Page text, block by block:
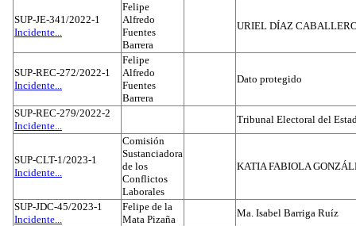
SUP-JE-341/2022-1
Incidente...
Felipe
Alfredo
Fuentes
Barrera
URIEL DÍAZ
SUP-REC-272/2022-1
Incidente...
Felipe
Alfredo
Fuentes
Barrera
Dato protegido
SUP-REC-279/2022-2
Incidente...
Tribunal Electoral del
SUP-CLT-1/2023-1
Incidente...
Comisión
Sustanciadora
de los
Conflictos
Laborales
KATIA FABIOLA
SUP-JDC-45/2023-1
Incidente...
Felipe de la
Mata Pizaña
Ma. Isabel Barriga Ruíz